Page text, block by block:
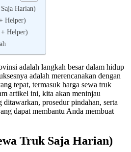
Harian)
Helper)
Helper)
adalah langkah besar dalam hidup
adalah merencanakan dengan
tepat, termasuk harga sewa truk
artikel ini, kita akan meninjau
ditawarkan, prosedur pindahan, serta
dapat membantu Anda membuat
Truk Saja Harian)